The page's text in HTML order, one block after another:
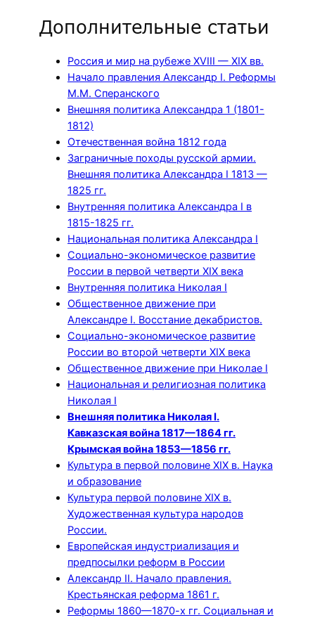
Дополнительные статьи
Россия и мир на рубеже XVIII — XIX вв.
Начало правления Александр I. Реформы
М.М. Сперанского
Внешняя политика Александра 1 (1801-
1812)
Отечественная война 1812 года
Заграничные походы русской армии.
Внешняя политика Александра I 1813 —
1825 гг.
Внутренняя политика Александра I в
1815-1825 гг.
Национальная политика Александра I
Социально-экономическое развитие
России в первой четверти XIX века
Внутренняя политика Николая I
Общественное движение при
Александре I. Восстание декабристов.
Социально-экономическое развитие
России во второй четверти XIX века
Общественное движение при Николае I
Национальная и религиозная политика
Николая I
Внешняя политика Николая I.
Кавказская война 1817—1864 гг.
Крымская война 1853—1856 гг.
Культура в первой половине XIX в. Наука
и образование
Культура первой половине XIX в.
Художественная культура народов
России.
Европейская индустриализация и
предпосылки реформ в России
Александр II. Начало правления.
Крестьянская реформа 1861 г.
Реформы 1860—1870-х гг. Социальная и